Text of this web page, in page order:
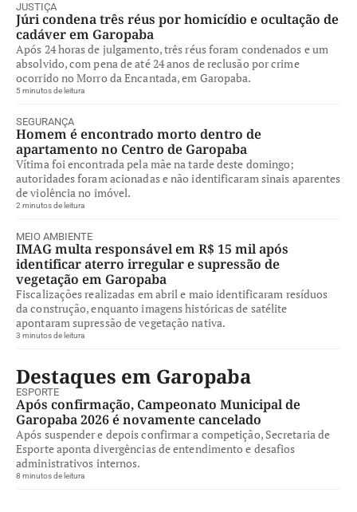
JUSTIÇA
Júri condena três réus por homicídio e ocultação de
cadáver em Garopaba
Após 24 horas de julgamento, três réus foram condenados e um
absolvido, com pena de até 24 anos de reclusão por crime
ocorrido no Morro da Encantada, em Garopaba.
5 minutos de leitura
SEGURANÇA
Homem é encontrado morto dentro de
apartamento no Centro de Garopaba
Vítima foi encontrada pela mãe na tarde deste domingo;
autoridades foram acionadas e não identificaram sinais aparentes
de violência no imóvel.
2 minutos de leitura
MEIO AMBIENTE
IMAG multa responsável em R$ 15 mil após
identificar aterro irregular e supressão de
vegetação em Garopaba
Fiscalizações realizadas em abril e maio identificaram resíduos
da construção, enquanto imagens históricas de satélite
apontaram supressão de vegetação nativa.
3 minutos de leitura
Destaques em Garopaba
ESPORTE
Após confirmação, Campeonato Municipal de
Garopaba 2026 é novamente cancelado
Após suspender e depois confirmar a competição, Secretaria de
Esporte aponta divergências de entendimento e desafios
administrativos internos.
8 minutos de leitura